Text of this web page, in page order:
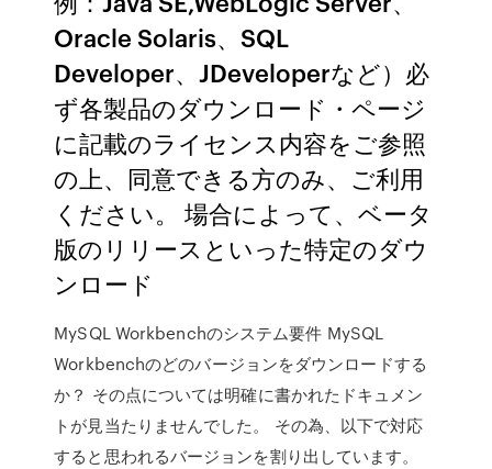
Oracle Solaris、SQL
Developer、JDeveloperなど）必
ず各製品のダウンロード・ページ
に記載のライセンス内容をご参照
の上、同意できる方のみ、ご利用
ください。 場合によって、ベータ
版のリリースといった特定のダウ
ンロード
MySQL Workbenchのシステム要件 MySQL
Workbenchのどのバージョンをダウンロードする
か？ その点については明確に書かれたドキュメン
トが見当たりませんでした。 その為、以下で対応
すると思われるバージョンを割り出しています。